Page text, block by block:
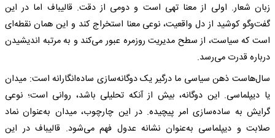
زبان شعار. اولی از معنا تهی است و دومی از دقت. قالیباف اما در این
گفت‌وگو کوشید از دل واقعیت، نوعی معنا استخراج کند و این همان نقطه‌ای
است که سیاست، از سطح مدیریت روزمره عبور می‌کند و به مرتبه اندیشیدن
درباره قدرت می‌رسد.
سال‌هاست ذهن سیاسی ما درگیر یک دوگانه‌سازی ساده‌انگارانه است: میدان
یا دیپلماسی. این دوگانه، بیش از آنکه تحلیلی باشد، روانی است؛ نوعی
گرایش به ساده‌سازی امر پیچیده. در این چارچوب، میدان به‌عنوان نماد
صلابت و دیپلماسی به‌عنوان نشانه عدول فهم می‌شود. قالیباف در این